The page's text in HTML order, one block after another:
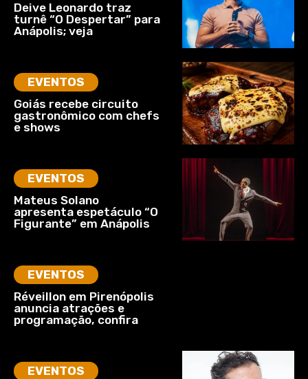
Deive Leonardo traz
turnê “O Despertar” para
Anápolis; veja
EVENTOS
Goiás recebe circuito
gastronômico com chefs
e shows
EVENTOS
Mateus Solano
apresenta espetáculo “O
Figurante” em Anápolis
EVENTOS
Réveillon em Pirenópolis
anuncia atrações e
programação, confira
EVENTOS